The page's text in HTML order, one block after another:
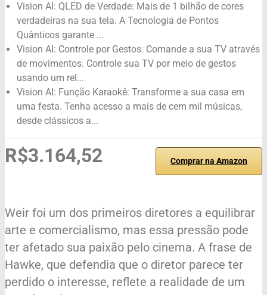
Vision AI: QLED de Verdade: Mais de 1 bilhão de cores
verdadeiras na sua tela. A Tecnologia de Pontos
Quânticos garante ...
Vision AI: Controle por Gestos: Comande a sua TV através
de movimentos. Controle sua TV por meio de gestos
usando um rel...
Vision AI: Função Karaokê: Transforme a sua casa em
uma festa. Tenha acesso a mais de cem mil músicas,
desde clássicos a...
R$3.164,52 Comprar na Amazon
Weir foi um dos primeiros diretores a equilibrar
arte e comercialismo, mas essa pressão pode
ter afetado sua paixão pelo cinema. A frase de
Hawke, que defendia que o diretor parece ter
perdido o interesse, reflete a realidade de um